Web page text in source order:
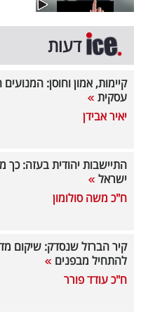
בריאות
תרבות
ופנאי
תיירות
5
המילון
פודקאסט
40
דעות
קיימות, אמון וחוסן:
עסקית
יאיר אבידן
התיישבות יהודית בעזה: כך
ישראל
ח"כ משה סולומון
קיר הברזל שנסדק: שיקום
להתחיל מבפנים
ח"כ עודד פורר